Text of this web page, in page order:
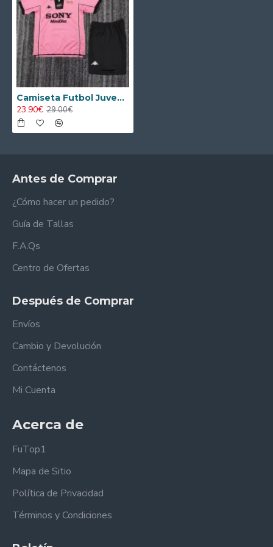
Camiseta Futbol Juventus Segunda Equipación 1997/98 Clasico Niño
23.90€ 29.00€
Antes de Comprar
¿Cómo hacer un pedido?
Guía de Tallas
F.A.Qs
Centro de Ofertas
Después de Comprar
Envíos
Cambio y Devolución
Contáctenos
Mi Cuenta
Acerca de
FuTop1
Mapa de Sitio
Política de Privacidad
Términos y Condiciones